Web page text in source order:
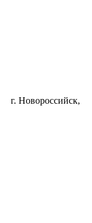
г. Новороссийск,